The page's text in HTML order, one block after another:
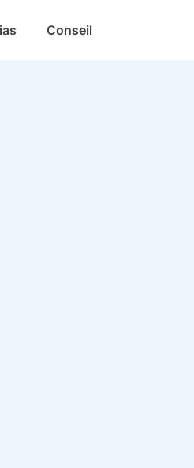
Conseil